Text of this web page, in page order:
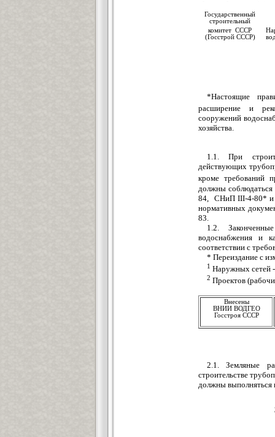
Государственный
строительный
комитет СССР
(Госстрой СССР)
*Настоящие
расширение и
сооружений
хозяйства.
1.1. При
действующих
кроме требований
должны
84, СНиП III-4-80* и
нормативных
83.
1.2.
водоснабжения и
соответствии с
* Переиздание с
1 Наружных сетей
2 Проектов
Внесены
ВНИИ ВОДГЕО
Госстроя СССР
2.1. Земляные
строительстве
должны выполняться